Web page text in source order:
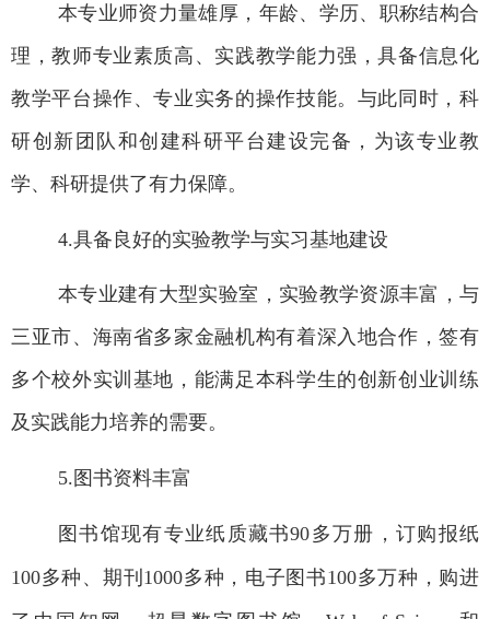
本专业师资力量雄厚，年龄、学历、职称结构合
理，教师专业素质高、实践教学能力强，具备信息化
教学平台操作、专业实务的操作技能。与此同时，科
研创新团队和创建科研平台建设完备，为该专业教
学、科研提供了有力保障。
4.具备良好的实验教学与实习基地建设
本专业建有大型实验室，实验教学资源丰富，与
三亚市、海南省多家金融机构有着深入地合作，签有
多个校外实训基地，能满足本科学生的创新创业训练
及实践能力培养的需要。
5.图书资料丰富
图书馆现有专业纸质藏书90多万册，订购报纸
100多种、期刊 1000多种，电子图书100多万种，购进